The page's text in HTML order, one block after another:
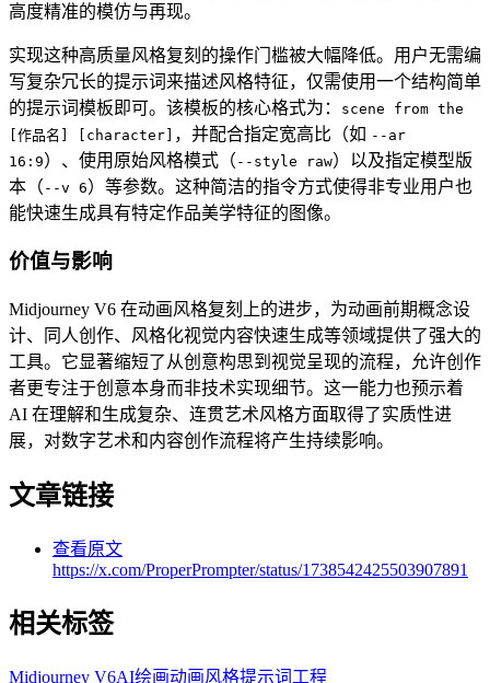
高度精准的模仿与再现。
实现这种高质量风格复刻的操作门槛被大幅降低。用户无需编
写复杂冗长的提示词来描述风格特征，仅需使用一个结构简单
的提示词模板即可。该模板的核心格式为：
scene from the
[作品名] [character] ，并配合指定宽高比（如 --ar
16:9）、使用原始风格模式（ --style raw）以及指定模型版
本（ --v 6）等参数。这种简洁的指令方式使得非专业用户也
能快速生成具有特定作品美学特征的图像。
价值与影响
Midjourney V6 在动画风格复刻上的进步，为动画前期概念设
计、同人创作、风格化视觉内容快速生成等领域提供了强大的
工具。它显著缩短了从创意构思到视觉呈现的流程，允许创作
者更专注于创意本身而非技术实现细节。这一能力也预示着
AI 在理解和生成复杂、连贯艺术风格方面取得了实质性进
展，对数字艺术和内容创作流程将产生持续影响。
文章链接
查看原文
https://x.com/ProperPrompter/status/1738542425503907891
相关标签
Midjourney V6AI绘画动画风格提示词工程